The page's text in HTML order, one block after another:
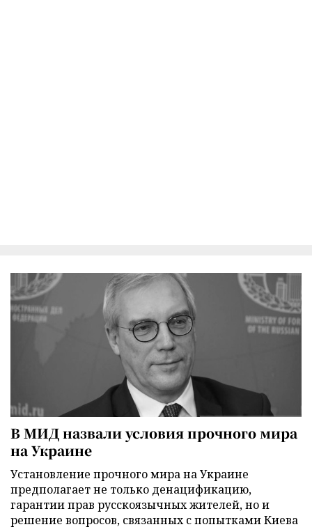
В МИД назвали условия прочного мира
на Украине
Установление прочного мира на Украине
предполагает не только денацификацию,
гарантии прав русскоязычных жителей, но и
решение вопросов, связанных с попытками Киева